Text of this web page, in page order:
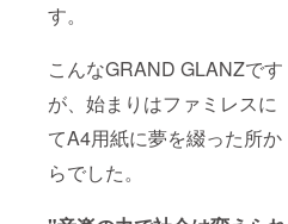
す。
こんなGRAND GLANZです
が、始まりはファミレスに
てA4用紙に夢を綴った所か
らでした。